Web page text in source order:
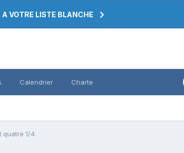
VOTRE LISTE BLANCHE
Calendrier Charte
quatre 1/4